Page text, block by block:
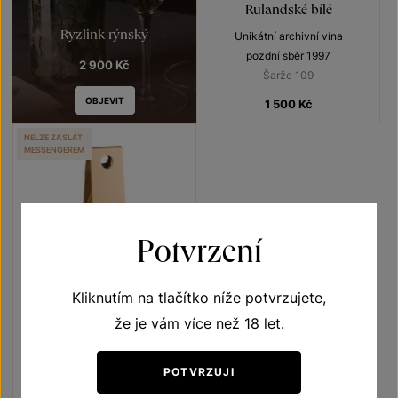
Ryzlink rýnský
2 900 Kč
OBJEVIT
Rulandské bílé
Unikátní archivní vína
pozdní sběr 1997
Šarže 109
1 500 Kč
Neuburské
NELZE ZASLAT
MESSENGEREM
Potvrzení
Kliknutím na tlačítko níže potvrzujete,
že je vám více než 18 let.
POTVRZUJI